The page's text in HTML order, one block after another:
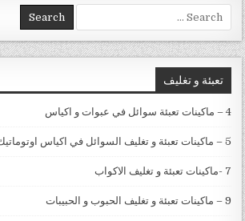
Search for:
تعبئة و تغليف
4 – ماكينات تعبئة سوائل في عبوات و اكياس
5 – ماكينات تعبئة و تغليف السوائل في اكياس اوتوماتيك
7 -ماكينات تعبئة و تغليف الاكواب
9 – ماكينات تعبئة و تغليف الحبوب و الحبيبات